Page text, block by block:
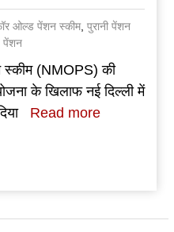
ओल्ड पेंशन स्कीम,पुरानी पेंशन
पेंशन
(NMOPS) की
के खिलाफ नई दिल्ली में
Read more